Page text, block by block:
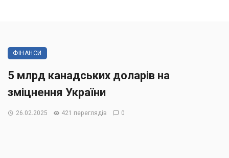
ФІНАНСИ
5 млрд канадських доларів на
зміцнення України
26.02.2025 421 переглядів 0